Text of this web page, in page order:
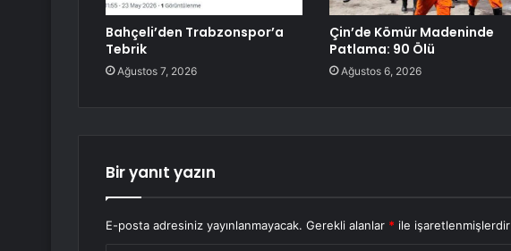
Bahçeli’den Trabzonspor’a
Tebrik
Ağustos 7, 2026
Çin’de Kömür Madeninde
Patlama: 90 Ölü
Ağustos 6, 2026
Bir yanıt yazın
E-posta adresiniz yayınlanmayacak. Gerekli alanlar * ile işaretlenmişlerdir